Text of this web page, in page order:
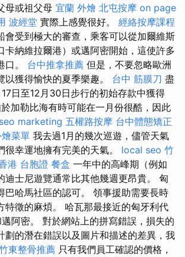
母或祖父母 宜蘭 外燴 北屯按摩 on page
波經堂 實際上感覺很好。 經絡按摩課程
會受到極大的審查，乘客可以從加爾維斯
卡納維拉爾港）或邁阿密開始，這使許多
口。 台中推拿推薦 但是，不要忽略歐洲
以獲得愉快的夏季樂趣。 台中 筋膜刀 盡
日至12月30日步行的初始存款中獲得
加勒比海有時可能在一月份很酷，因此
seo marketing 五權路按摩 台中體態矯正
菜單 我去過1月的幾次巡遊，儘管天氣
很幸運地擁有完美的天氣。 local seo 竹
港 台胞證 餐盒 一年中的高峰期（例如
迪士尼遊覽通常比其他幾週更昂貴。 匈
巴哈馬社區的認可。 領事援助需要長時
特徵的麻煩。 哈瓦那最接近的匈牙利代
阿密。 對於網站上的拼寫錯誤，損失的
劃的潛在錯誤以及圖片和描述的差異，我
東整骨推薦 只有我們員工確認的價格，